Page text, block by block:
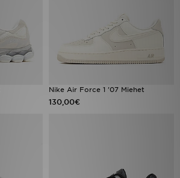
Nike Air Force 1 '07 Miehet
130,00€